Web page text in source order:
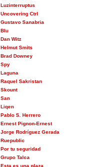
Luzinterruptus
Uncovering Ctrl
Gustavo Sanabria
Blu
Dan Witz
Helmut Smits
Brad Downey
Spy
Laguna
Raquel Sakristan
Skount
San
Liqen
Pablo S. Herrero
Ernest Pignon-Ernest
Jorge Rodríguez Gerada
Ruepublic
Por tu seguridad
Grupo Talca
Esta es una plaza